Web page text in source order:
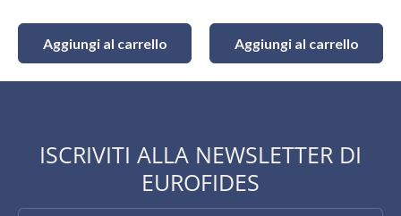
Aggiungi al carrello Aggiungi al carrello
ISCRIVITI ALLA NEWSLETTER DI
EUROFIDES